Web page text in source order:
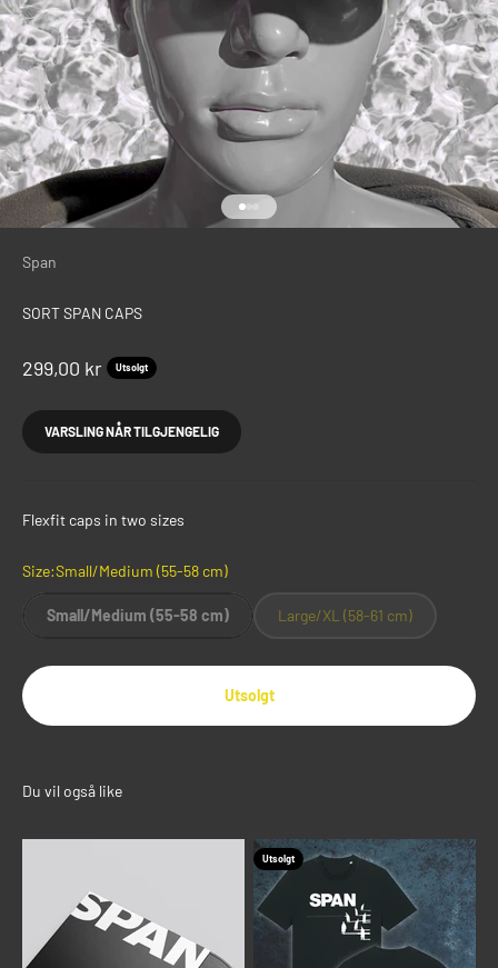
Gå til element 1
Gå til element 2
Gå til element 3
Span
SORT SPAN CAPS
Salgspris
299,00 kr Utsolgt
VARSLING NÅR TILGJENGELIG
Flexfit caps in two sizes
Size:Small/Medium (55-58 cm)
Small/Medium (55-58 cm) Large/XL (58-61 cm)
Utsolgt
Utsolgt